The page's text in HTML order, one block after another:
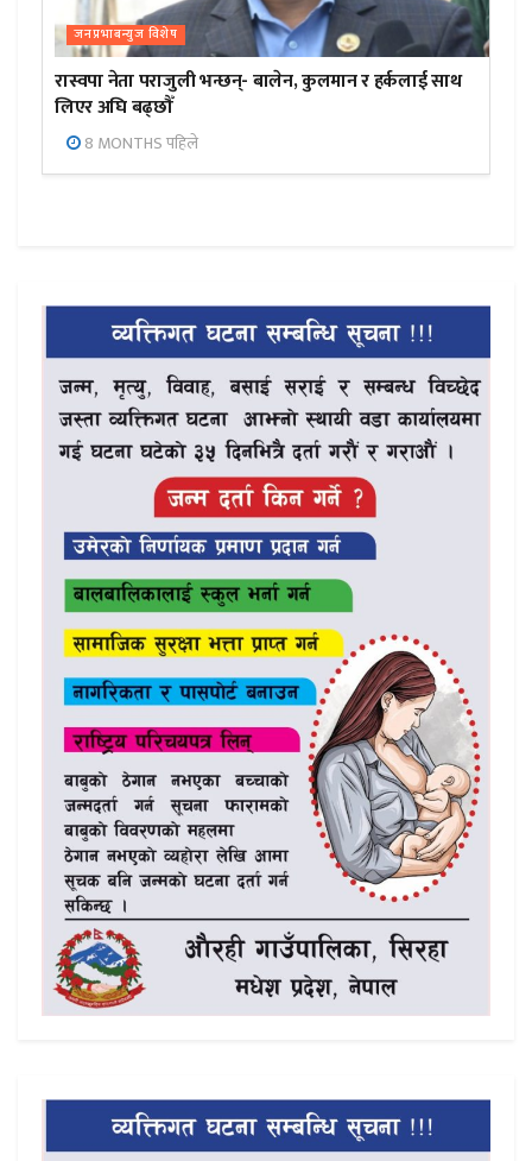
जनप्रभाबन्युज विशेष
रास्वपा नेता पराजुली भन्छन्- बालेन, कुलमान र हर्कलाई साथ
लिएर अघि बढ्छौँ
8 MONTHS पहिले